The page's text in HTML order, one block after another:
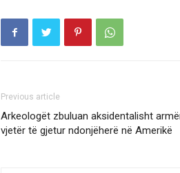
Previous article
​Arkeologët zbuluan aksidentalisht
vjetër të gjetur ndonjëherë në Amerikë